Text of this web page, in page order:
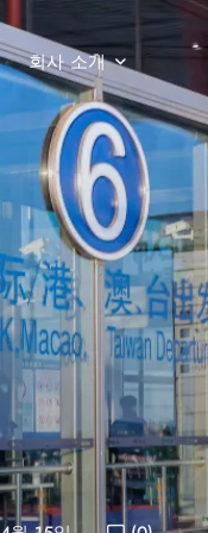
회사 소개